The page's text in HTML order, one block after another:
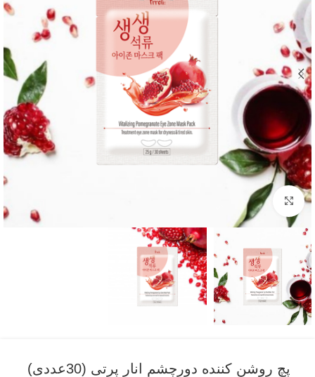
بزرگنمایی تصویر
پچ روشن کننده دورچشم انار پرتی (30عددی)